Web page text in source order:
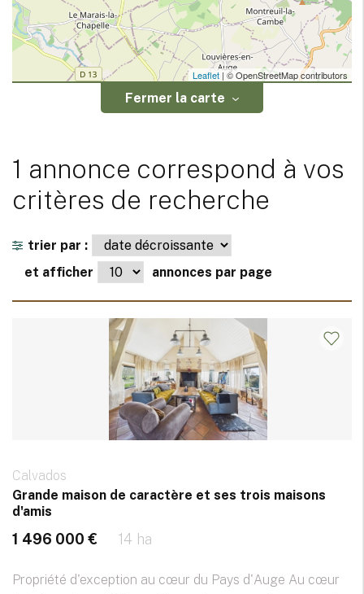
Leaflet | © OpenStreetMap contributors
Fermer la carte
1 annonce correspond à vos
critères de recherche
trier par :
et afficher
annonces par page
Calvados
Grande maison de caractère et ses trois maisons
d'amis
1 496 000 € 14 ha
Propriété d'exception au cœur du Pays d'Auge Au cœur